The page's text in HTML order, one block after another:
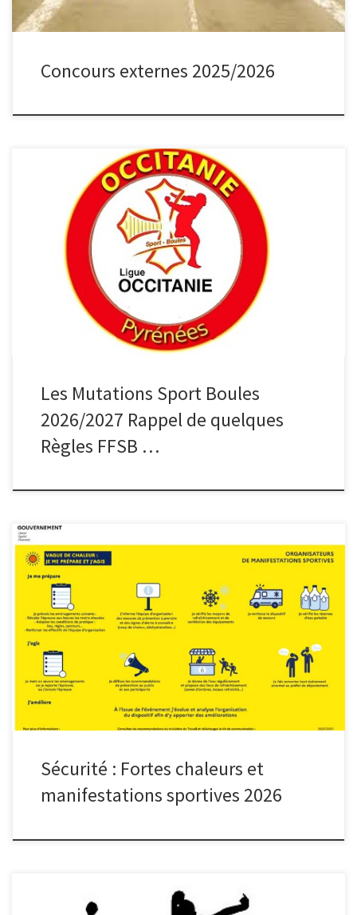
Concours externes 2025/2026
MUTATION TRADITIONNEL : La période autorisée s’étend du
lendemain des Fédéraux Quadrettes au 31 juillet pour les 1ères et
2èmes divisions et 31 août pour les autres, avec prise pour effet
de la mutation au début de la saison sportive suivante (du
lendemain des Fédéraux Quadrettes à la fin de […]
Les Mutations Sport Boules
2026/2027 Rappel de quelques
Règles FFSB …
Mesdames, Messieurs, Au vu de l’épisode de fortes chaleurs qui
s’étend sur une grande partie du pays, nous vous invitons à la
vigilance en particulier pour le prochain week-end dédié aux
fédéraux quadrettes et triples : A toutes fins utiles, nous vous
diffusons à nouveau les supports actuellement en vigueur […]
Sécurité : Fortes chaleurs et
manifestations sportives 2026